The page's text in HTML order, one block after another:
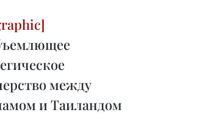
между
и Таиландом